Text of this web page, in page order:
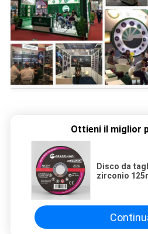
Ottieni il miglior
Disco da
zirconio
Utensile da
alta velocità